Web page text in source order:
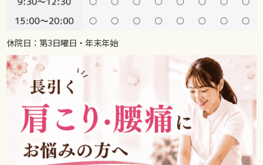
休院日：第3日曜日・年末年始